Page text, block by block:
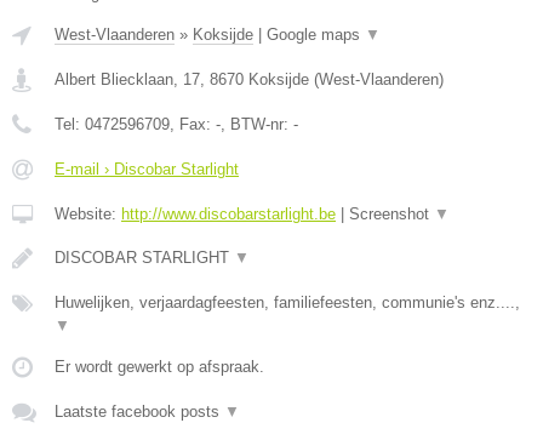
West-Vlaanderen » Koksijde Google maps ▼
Albert Bliecklaan, 17 8670 Koksijde (West-Vlaanderen)
Tel: 0472596709 , Fax: - , BTW-nr: -
E-mail › Discobar Starlight
Website: http://www.discobarstarlight.be Screenshot ▼
DISCOBAR STARLIGHT ▼
Huwelijken, verjaardagfeesten, familiefeesten, communie's enz....,
▼
Er wordt gewerkt op afspraak.
Laatste facebook posts ▼